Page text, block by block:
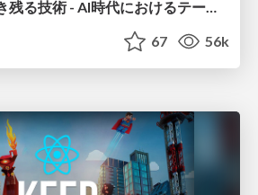
67 56k